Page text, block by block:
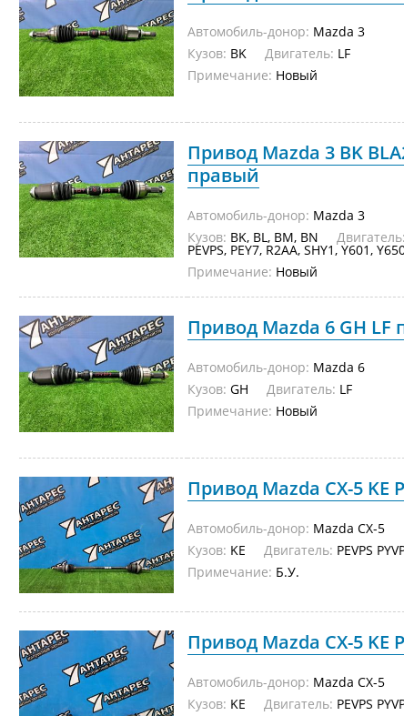
Автомобиль-донор: Mazda 3
Кузов: BK Двигатель: LF
Примечание: Новый
Привод Mazda 3 BK
правый
Автомобиль-донор: Mazda 3
Кузов: BK, BL, BM, BN Двигатель:
PEVPS, PEY7, R2AA, SHY1, Y601,
Примечание: Новый
Привод Mazda 6 GH
Автомобиль-донор: Mazda 6
Кузов: GH Двигатель: LF
Примечание: Новый
Привод Mazda CX-5 KE
Автомобиль-донор: Mazda CX-5
Кузов: KE Двигатель: PEVPS
Примечание: Б.У.
Привод Mazda CX-5 KE
Автомобиль-донор: Mazda CX-5
Кузов: KE Двигатель: PEVPS